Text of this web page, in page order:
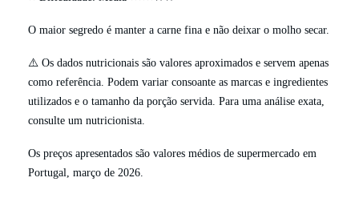
O maior segredo é manter a carne fina e não deixar o molho secar.
⚠️ Os dados nutricionais são valores aproximados e servem apenas
como referência. Podem variar consoante as marcas e ingredientes
utilizados e o tamanho da porção servida. Para uma análise exata,
consulte um nutricionista.
Os preços apresentados são valores médios de supermercado em
Portugal, março de 2026.